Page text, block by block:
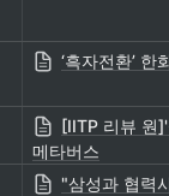
‘흑자전환’
[IITP 리뷰 원
메타버스
"삼성과 협력